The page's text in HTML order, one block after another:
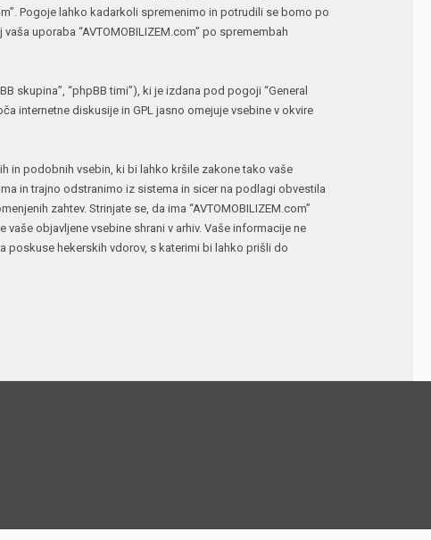
Pogoje lahko kadarkoli spremenimo in potrudili se bomo po
uporaba “AVTOMOBILIZEM.com” po spremembah
skupina”, “phpBB timi”), ki je izdana pod pogoji “General
internetne diskusije in GPL jasno omejuje vsebine v okvire
in podobnih vsebin, ki bi lahko kršile zakone tako vaše
in trajno odstranimo iz sistema in sicer na podlagi obvestila
zahtev. Strinjate se, da ima “AVTOMOBILIZEM.com”
objavljene vsebine shrani v arhiv. Vaše informacije ne
poskuse hekerskih vdorov, s katerimi bi lahko prišli do